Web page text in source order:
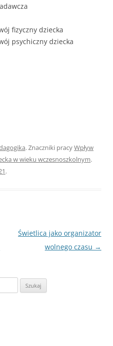
fizyczny dziecka
psychiczny dziecka
. Znaczniki pracyWpływ
w wieku wczesnoszkolnym.
.
Świetlica jako organizator
wolnego czasu →